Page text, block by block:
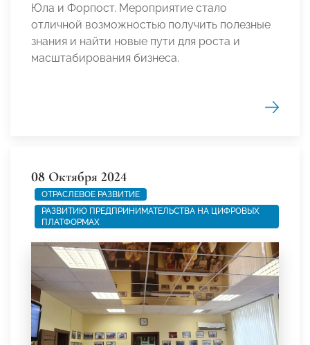
Юла и Форпост. Мероприятие стало
отличной возможностью получить полезные
знания и найти новые пути для роста и
масштабирования бизнеса.
08 Октября 2024
ОТРАСЛЕВОЕ РАЗВИТИЕ
РАЗВИТИЮ ПРЕДПРИНИМАТЕЛЬСТВА НА ЦИФРОВЫХ
ПЛАТФОРМАХ